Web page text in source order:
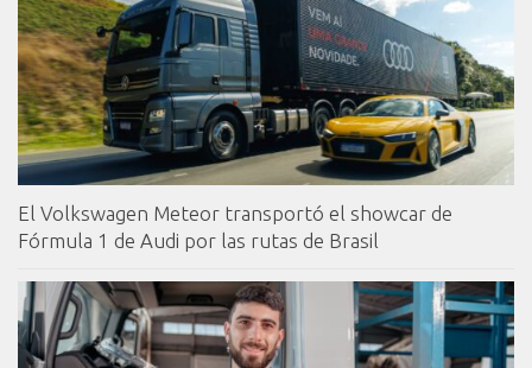
El Volkswagen Meteor transportó el showcar de
Fórmula 1 de Audi por las rutas de Brasil